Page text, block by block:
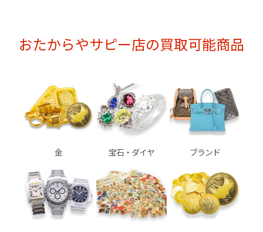
おたからやサピー店の買取可能商品
金 宝石・ダイヤ ブランド